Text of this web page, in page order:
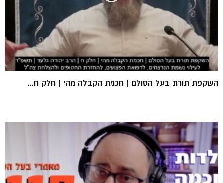
השקפת תורת בעל הסולם | חכמת הקבלה מהי | חלק ח...